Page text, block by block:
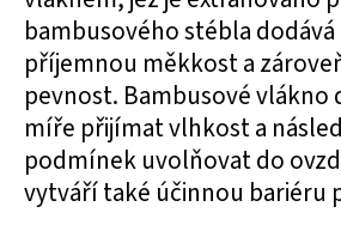
bambusového stébla
příjemnou měkkost a
pevnost. Bambusové vlákno
míře přijímat vlhkost a
podmínek uvolňovat do
vytváří také účinnou bariéru